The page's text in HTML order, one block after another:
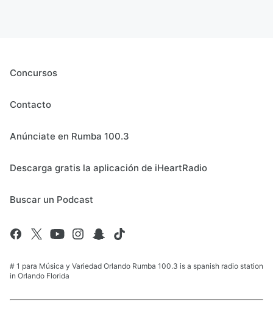
Concursos
Contacto
Anúnciate en Rumba 100.3
Descarga gratis la aplicación de iHeartRadio
Buscar un Podcast
# 1 para Música y Variedad Orlando Rumba 100.3 is a spanish radio station
in Orlando Florida